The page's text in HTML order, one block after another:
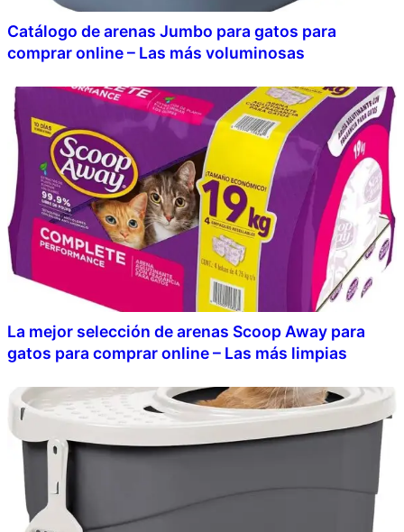
Catálogo de arenas Jumbo para gatos para
comprar online – Las más voluminosas
La mejor selección de arenas Scoop Away para
gatos para comprar online – Las más limpias